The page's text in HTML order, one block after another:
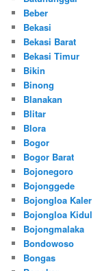
Beber
Bekasi
Bekasi Barat
Bekasi Timur
Bikin
Binong
Blanakan
Blitar
Blora
Bogor
Bogor Barat
Bojonegoro
Bojonggede
Bojongloa Kaler
Bojongloa Kidul
Bojongmalaka
Bondowoso
Bongas